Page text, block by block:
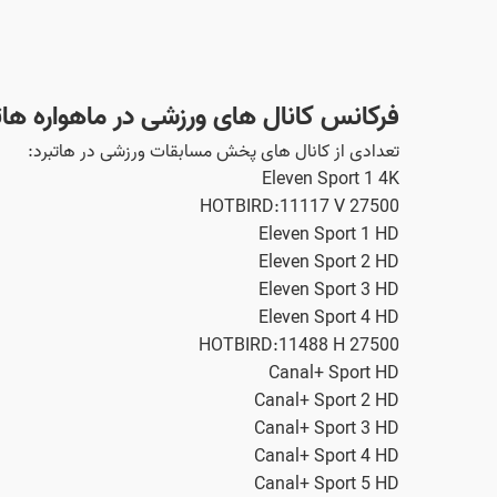
فرکانس کانال های ورزشی در ماهواره
تعدادی از کانال های پخش مسابقات ورزشی در هاتبرد:
Eleven Sport 1 4K
HOTBIRD:11117 V 27500
Eleven Sport 1 HD
Eleven Sport 2 HD
Eleven Sport 3 HD
Eleven Sport 4 HD
HOTBIRD:11488 H 27500
Canal+ Sport HD
Canal+ Sport 2 HD
Canal+ Sport 3 HD
Canal+ Sport 4 HD
Canal+ Sport 5 HD